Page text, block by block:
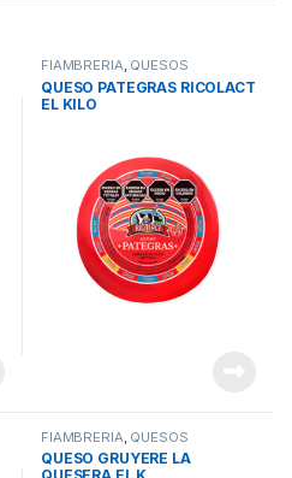
FIAMBRERIA, QUESOS
QUESO PATEGRAS RICOLACT
EL KILO
FIAMBRERIA QUESOS
QUESO GRUYERE LA